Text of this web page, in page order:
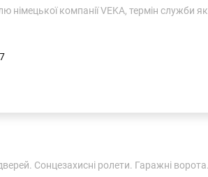
німецької компанії VEKA, термін служби
Сонцезахисні ролети. Гаражні